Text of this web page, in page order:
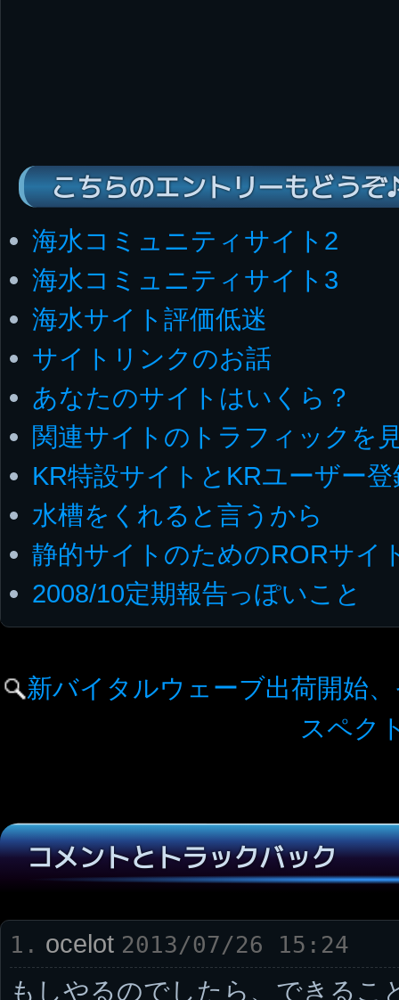
こちらのエントリーもどうぞ
海水コミュニティサイト2
海水コミュニティサイト3
海水サイト評価低迷
サイトリンクのお話
あなたのサイトはいくら？
関連サイトのトラフィックを
KR特設サイトとKRユーザー登
水槽をくれると言うから
静的サイトのためのRORサイ
2008/10定期報告っぽいこと
新バイタルウェーブ出荷開始
スペク
コメントとトラックバック
1. ocelot 2013/07/26 15:24
もしやるのでしたら、できるこ